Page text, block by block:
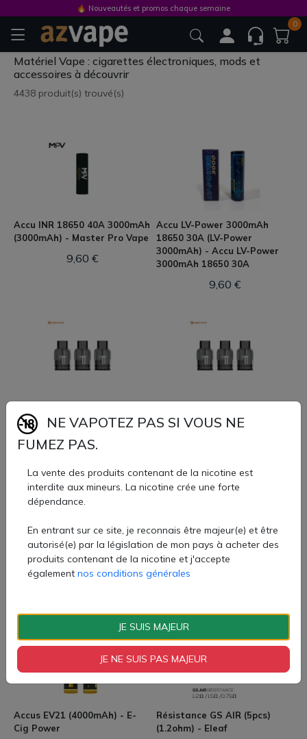
0
Matériel Vape : cigarettes électroniques, mods et
accessoires à découvrir
4438 produit(s) trouvé(s)
Accu INR 18650 40A 3000mAh
(3000mAh) - Master Pro Vape
9,60 €
Accu LV-Power 3000mAh
18650 30A (LV-Power
3000mAh) - Accu LV-Power
3000mAh 18650 30A
9,60 €
(3pcs) (0.8ohm) - GeekVape
9,60 €
(3pcs) (1.0ohm) - GeekVape
Cartouches Wenax K1 2ml
(3pcs) (1.2ohm) - GeekVape
Cartouches Doric Galaxy 2ml
(2pcs) (1.2ohm) - Voopoo
Accus EV21 (4000mAh) - E-
Cig Power
Résistance GS AIR (5pcs)
(1.2ohm) - Eleaf
🔥 Nouveautés et promos chaque semaine
NE VAPOTEZ PAS SI VOUS NE
FUMEZ PAS.
La vente des produits contenant de la nicotine est
interdite aux mineurs. La nicotine crée une forte
dépendance.
En entrant sur ce site, je reconnais être majeur(e) et être
autorisé(e) par la législation de mon pays à acheter des
produits contenant de la nicotine et j'accepte
également nos conditions générales
JE SUIS MAJEUR
JE NE SUIS PAS MAJEUR